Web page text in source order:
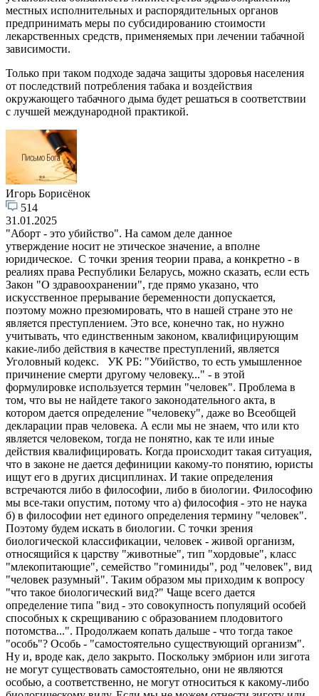
местных исполнительных и распорядительных органов
предпринимать меры по субсидированию стоимости
лекарственных средств, применяемых при лечении табачной
зависимости.
Только при таком подходе задача защиты здоровья населения
от последствий потребления табака и воздействия
окружающего табачного дыма будет решаться в соответствии
с лучшей международной практикой.
Игорь Борисёнок
514
31.01.2025
"Аборт - это убийство". На самом деле данное
утверждение носит не этическое значение, а вполне
юридическое. С точки зрения теории права, а конкретно - в
реалиях права Республики Беларусь, можно сказать, если есть
Закон "О здравоохранении", где прямо указано, что
искусственное прерывание беременности допускается,
поэтому можно презюмировать, что в нашей стране это не
является преступлением. Это все, конечно так, но нужно
учитывать, что единственным законом, квалифицирующим
какие-либо действия в качестве преступлений, является
Уголовный кодекс. УК РБ: "Убийство, то есть умышленное
причинение смерти другому человеку..." - в этой
формулировке используется термин "человек". Проблема в
том, что вы не найдете такого законодательного акта, в
котором дается определение "человеку", даже во Всеобщей
декларации прав человека. А если мы не знаем, что или кто
является человеком, тогда не понятно, как те или иные
действия квалифицировать. Когда происходит такая ситуация,
что в законе не дается дефиниции какому-то понятию, юристы
ищут его в других дисциплинах. И такие определения
встречаются либо в философии, либо в биологии. Философию
мы все-таки опустим, потому что а) философия - это не наука
б) в философии нет единого определения термину "человек".
Поэтому будем искать в биологии. С точки зрения
биологической классификации, человек - живой организм,
относящийся к царству "животные", тип "хордовые", класс
"млекопитающие", семейство "гоминиды", род "человек", вид
"человек разумный". Таким образом мы приходим к вопросу
"что такое биологический вид?" Чаще всего дается
определение типа "вид - это совокупность популяций особей
способных к скрещиванию с образованием плодовитого
потомства...". Продолжаем копать дальше - что тогда такое
"особь"? Особь - "самостоятельно существующий организм".
Ну и, вроде как, дело закрыто. Поскольку эмбрион или зигота
не могут существовать самостоятельно, они не являются
особью, а соответственно, не могут относиться к какому-либо